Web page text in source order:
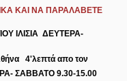
ΚΑΙ ΝΑ ΠΑΡΑΛΑΒΕΤΕ
ΙΛΙΣΙΑ ΔΕΥΤΕΡΑ-
4'λεπτά απο τον
ΣΑΒΒΑΤΟ 9.30-15.00